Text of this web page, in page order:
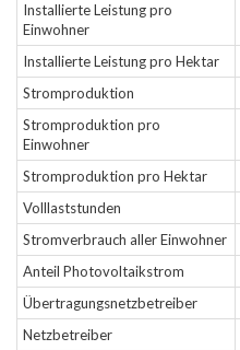
Installierte Leistung pro
Einwohner
Installierte Leistung pro Hektar
Stromproduktion
Stromproduktion pro
Einwohner
Stromproduktion pro Hektar
Volllaststunden
Stromverbrauch aller Einwohner
Anteil Photovoltaikstrom
Übertragungsnetzbetreiber
Netzbetreiber